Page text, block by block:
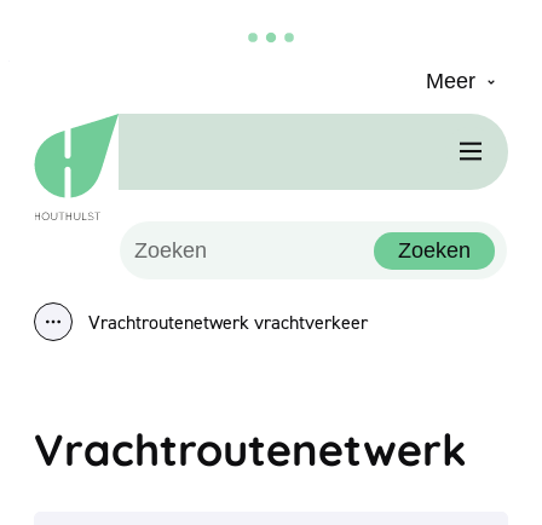
Meer
Houthulst
Waarmee kunnen we jou helpen?
Zoeken
Toon alle broodkruimel items
Vrachtroutenetwerk vrachtverkeer
Vrachtroutenetwerk